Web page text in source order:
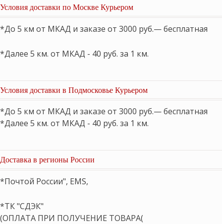
Условия доставки по Москве Курьером
*До 5 км от МКАД и заказе от 3000 руб.— бесплатная
*Далее 5 км. от МКАД - 40 руб. за 1 км.
Условия доставки в Подмосковье Курьером
*До 5 км от МКАД и заказе от 3000 руб.— бесплатная
*Далее 5 км. от МКАД - 40 руб. за 1 км.
Доставка в регионы России
*Почтой России", EMS,
*ТК "СДЭК"
(ОПЛАТА ПРИ ПОЛУЧЕНИЕ ТОВАРА(